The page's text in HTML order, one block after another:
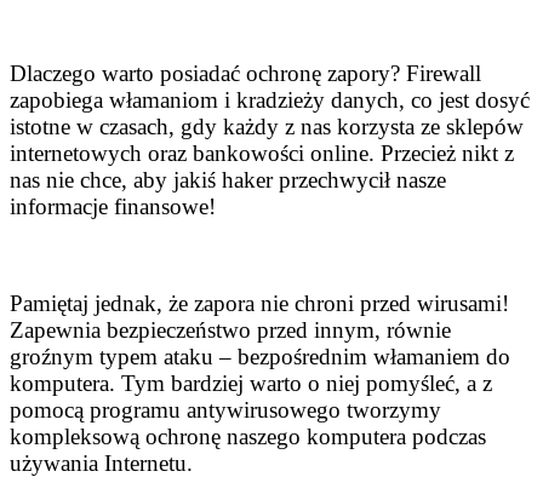
Dlaczego warto posiadać ochronę zapory? Firewall
zapobiega włamaniom i kradzieży danych, co jest dosyć
istotne w czasach, gdy każdy z nas korzysta ze sklepów
internetowych oraz bankowości online. Przecież nikt z
nas nie chce, aby jakiś haker przechwycił nasze
informacje finansowe!
Pamiętaj jednak, że zapora nie chroni przed wirusami!
Zapewnia bezpieczeństwo przed innym, równie
groźnym typem ataku – bezpośrednim włamaniem do
komputera. Tym bardziej warto o niej pomyśleć, a z
pomocą programu antywirusowego tworzymy
kompleksową ochronę naszego komputera podczas
używania Internetu.